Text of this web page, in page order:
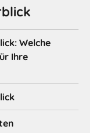
Welche
Ihre